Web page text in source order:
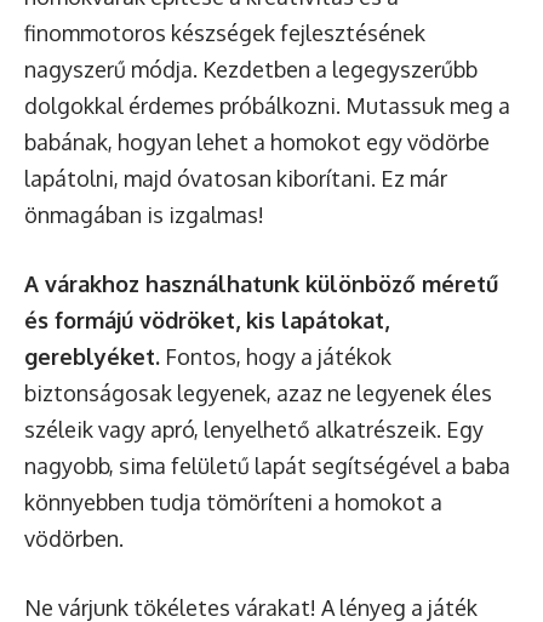
finommotoros készségek fejlesztésének
nagyszerű módja. Kezdetben a legegyszerűbb
dolgokkal érdemes próbálkozni. Mutassuk meg a
babának, hogyan lehet a homokot egy vödörbe
lapátolni, majd óvatosan kiborítani. Ez már
önmagában is izgalmas!
A várakhoz használhatunk különböző méretű
és formájú vödröket, kis lapátokat,
gereblyéket. Fontos, hogy a játékok
biztonságosak legyenek, azaz ne legyenek éles
széleik vagy apró, lenyelhető alkatrészeik. Egy
nagyobb, sima felületű lapát segítségével a baba
könnyebben tudja tömöríteni a homokot a
vödörben.
Ne várjunk tökéletes várakat! A lényeg a játék